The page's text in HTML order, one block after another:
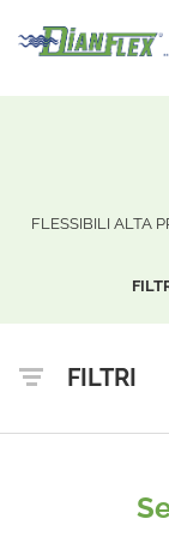
FLESSIBILI ALTA
FILTRI